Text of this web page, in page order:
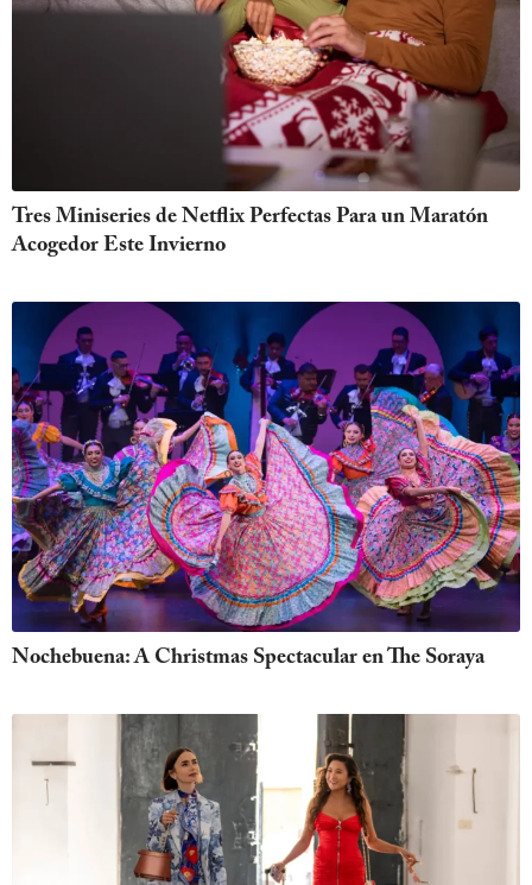
Tres Miniseries de Netflix Perfectas Para un Maratón
Acogedor Este Invierno
Nochebuena: A Christmas Spectacular en The Soraya